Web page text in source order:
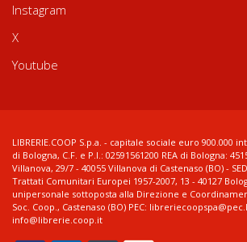
Instagram
X
Youtube
LIBRERIE.COOP S.p.a. - capitale sociale euro 900.000
di Bologna, C.F. e P.I.: 02591561200 REA di Bologna:
Villanova, 29/7 - 40055 Villanova di Castenaso (BO) -
Trattati Comunitari Europei 1957-2007, 13 - 40127
unipersonale sottoposta alla Direzione e
Soc. Coop., Castenaso (BO) PEC:
info@librerie.coop.it